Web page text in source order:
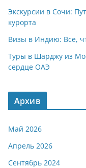
Экскурсии в Сочи:
курорта
Визы в Индию: Все,
Туры в Шарджу из
сердце ОАЭ
Архив
Май 2026
Апрель 2026
Сентябрь 2024